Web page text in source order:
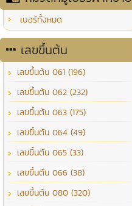
เบอร์ทั้งหมด
เลขขึ้นต้น
เลขขึ้นต้น 061 (196)
เลขขึ้นต้น 062 (232)
เลขขึ้นต้น 063 (175)
เลขขึ้นต้น 064 (49)
เลขขึ้นต้น 065 (33)
เลขขึ้นต้น 066 (38)
เลขขึ้นต้น 080 (320)